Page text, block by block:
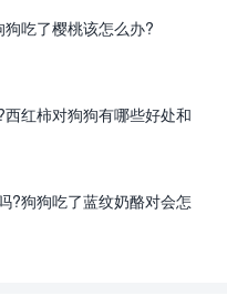
吃了樱桃该怎么办?
红柿对狗狗有哪些好处和
?狗狗吃了蓝纹奶酪对会怎